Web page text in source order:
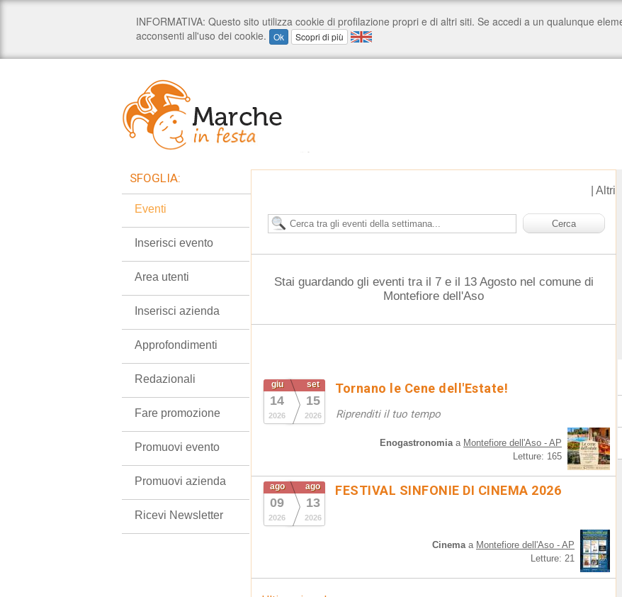
Altri
Stai guardando gli eventi tra il 7 e il 13 Agosto nel comune di
Montefiore dell'Aso
giu
14
2026
set
15
2026
Tornano le Cene dell'Estate!
Riprenditi il tuo tempo
Enogastronomiaa Montefiore dell'Aso - AP
Letture: 165
ago
09
2026
ago
13
2026
FESTIVAL SINFONIE DI CINEMA 2026
Cinemaa Montefiore dell'Aso - AP
Letture: 21
SFOGLIA:
Eventi
Inserisci evento
Area utenti
Inserisci azienda
Approfondimenti
Redazionali
Fare promozione
Promuovi evento
Promuovi azienda
Ricevi Newsletter